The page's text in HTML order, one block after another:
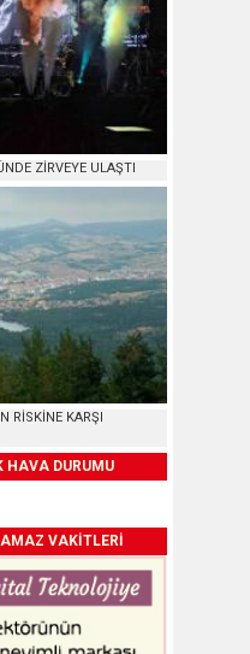
ZİRVEYE ULAŞTI
RİSKİNE KARŞI
HAVA DURUMU
VAKİTLERİ